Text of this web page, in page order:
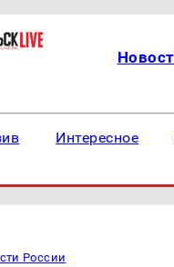
Интересное
России